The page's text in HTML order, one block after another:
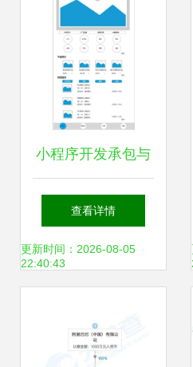
小程序开发承包与
外包的避坑指南 主
要注意事项全解析
查看详情
更新时间：2026-08-05
22:40:43